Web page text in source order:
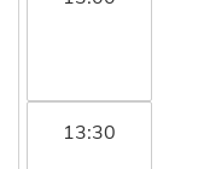
13:30